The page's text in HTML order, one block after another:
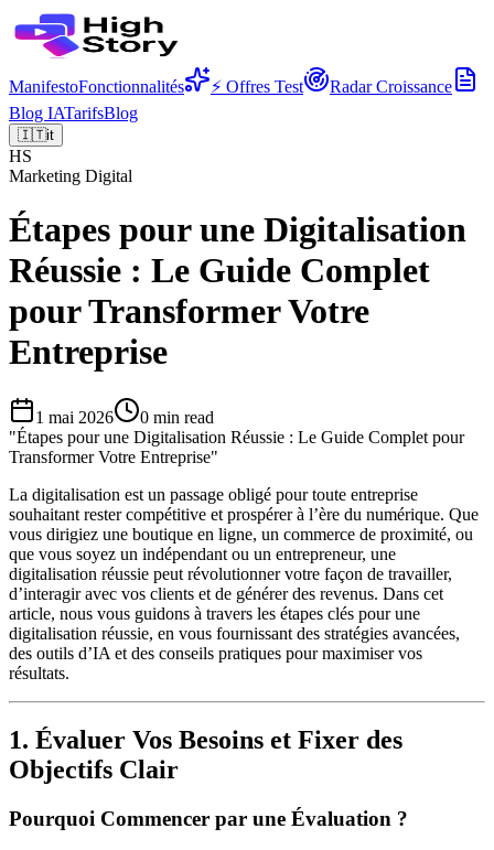
ManifestoFonctionnalités ⚡ Offres Test
Radar Croissance
Blog IATarifsBlog
🇮🇹it
HS
Marketing Digital
Étapes pour une Digitalisation
Réussie : Le Guide Complet
pour Transformer Votre
Entreprise
1 mai 2026 0 min read
"Étapes pour une Digitalisation Réussie : Le Guide Complet pour
Transformer Votre Entreprise"
La digitalisation est un passage obligé pour toute entreprise
souhaitant rester compétitive et prospérer à l’ère du numérique. Que
vous dirigiez une boutique en ligne, un commerce de proximité, ou
que vous soyez un indépendant ou un entrepreneur, une
digitalisation réussie peut révolutionner votre façon de travailler,
d’interagir avec vos clients et de générer des revenus. Dans cet
article, nous vous guidons à travers les étapes clés pour une
digitalisation réussie, en vous fournissant des stratégies avancées,
des outils d’IA et des conseils pratiques pour maximiser vos
résultats.
1. Évaluer Vos Besoins et Fixer des
Objectifs Clair
Pourquoi Commencer par une Évaluation ?